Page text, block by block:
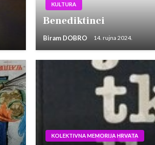
KULTURA
Benediktinci
Biram DOBRO 14. rujna 2024.
KOLEKTIVNA MEMORIJA HRVATA